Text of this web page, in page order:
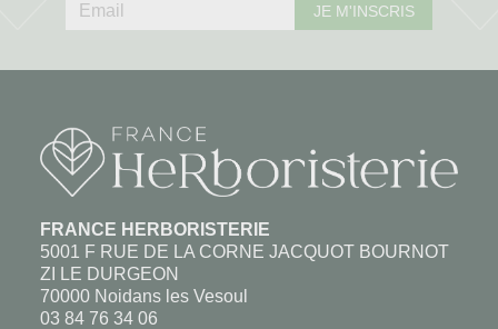
JE M'INSCRIS
FRANCE HERBORISTERIE
5001 F RUE DE LA CORNE JACQUOT BOURNOT
ZI LE DURGEON
70000 Noidans les Vesoul
03 84 76 34 06